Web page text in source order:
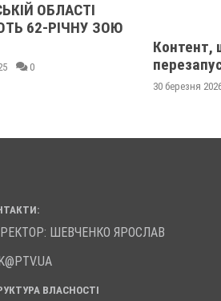
РІЧНУ ЗОЮ
У
РОЗШУКУЮТЬ
ГАННУ
13 листопада 2025
Контент,
30 березня
ШЕВЧЕНКО ЯРОСЛАВ
ВЛАСНОСТІ